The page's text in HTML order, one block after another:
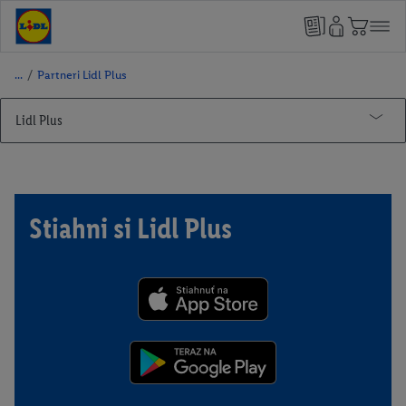
/ Partneri Lidl Plus
Lidl Plus
Smarty
Stiahni si Lidl Plus